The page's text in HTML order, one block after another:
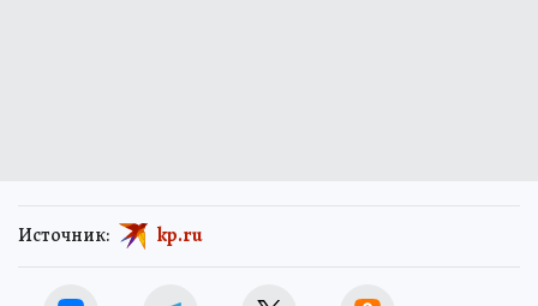
Источник: kp.ru